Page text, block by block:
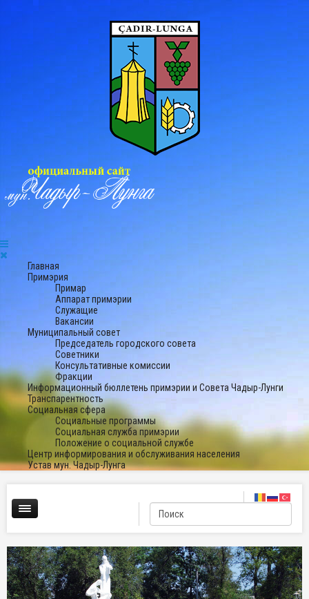
Главная
Примэрия
Примар
Аппарат примэрии
Служащие
Вакансии
Муниципальный совет
Председатель городского совета
Советники
Консультативные комиссии
Фракции
Информационный бюллетень примэрии и Совета Чадыр-Лунги
Транспарентность
Социальная сфера
Социальные программы
Социальная служба примэрии
Положение о социальной службе
Центр информирования и обслуживания населения
Устав мун. Чадыр-Лунга